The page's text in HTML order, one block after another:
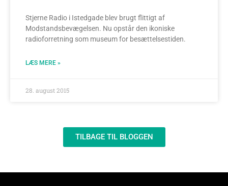
Stjerne Radio i Istedgade blev brugt flittigt af
Modstandsbevægelsen. Nu opstår den ikoniske
radioforretning som museum for besættelsestiden.
LÆS MERE »
28. august 2015
TILBAGE TIL BLOGGEN